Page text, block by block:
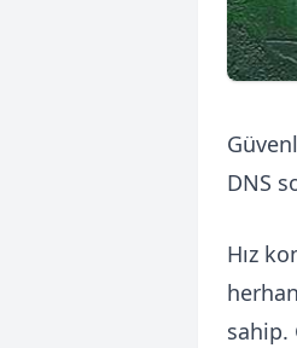
DNS
Hız
sahip.